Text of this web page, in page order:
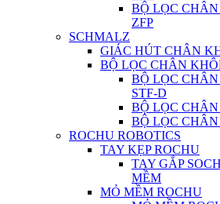
BỘ LỌC
ZFP
SCHMALZ
GIÁC HÚT CHÂN
BỘ LỌC CHÂN
BỘ LỌC
STF-D
BỘ LỌC
BỘ LỌC
ROCHU ROBOTICS
TAY KẸP ROCHU
TAY GẮP
MỀM
MỎ MỀM ROCHU